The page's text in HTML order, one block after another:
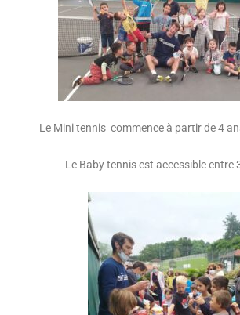
Le Mini tennis commence à partir de 4
Le Baby tennis est accessible entre